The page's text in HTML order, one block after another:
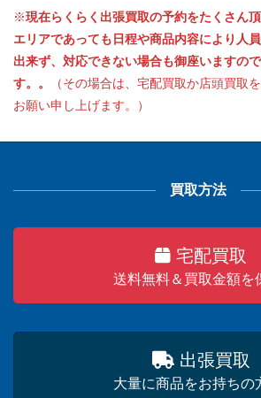
※現在らくらく出張買取の予約をたくさん
エリアであっても日程や商品内容により人
出来ず、対応できない場合も御座いますの
す。。
（その場合は、宅配買取か店頭買取
お願い申し上げます。）
買取方法
宅配買取
送料無料＆買取金額を
出張買取
大量に商品をお持ちの